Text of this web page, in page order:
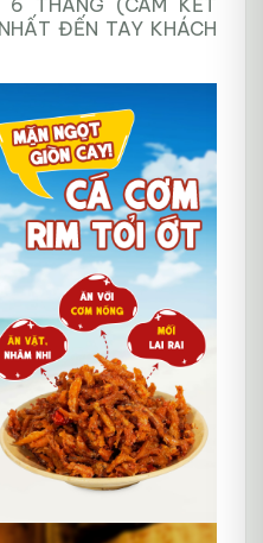
6 THÁNG (CAM KẾT
ĐẾN TAY KHÁCH